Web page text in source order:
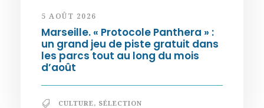
5 AOÛT 2026
Marseille. « Protocole Panthera » :
un grand jeu de piste gratuit dans
les parcs tout au long du mois
d’août
CULTURE, SÉLECTION